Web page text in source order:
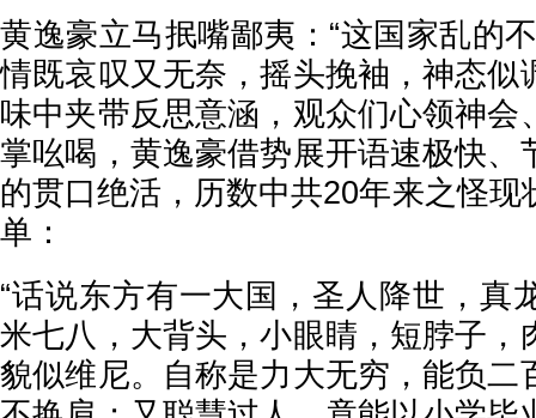
黄逸豪立马抿嘴鄙夷：“这国家乱的
情既哀叹又无奈，摇头挽袖，神态似
味中夹带反思意涵，观众们心领神会
掌吆喝，黄逸豪借势展开语速极快、
的贯口绝活，历数中共20年来之怪现
单：
“话说东方有一大国，圣人降世，真
米七八，大背头，小眼睛，短脖子，
貌似维尼。自称是力大无穷，能负二